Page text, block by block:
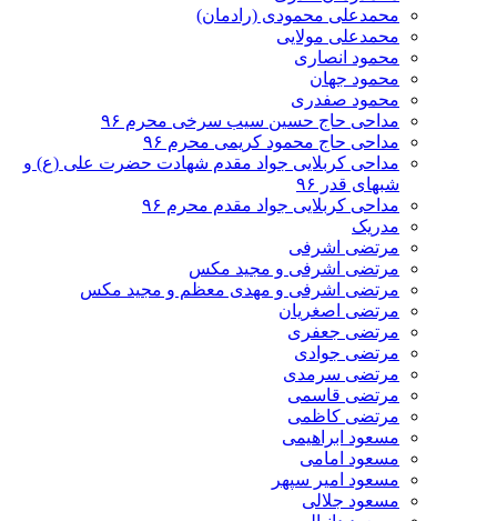
محمدعلی محمودی (رادمان)
محمدعلی مولایی
محمود انصاری
محمود جهان
محمود صفدری
مداحی حاج حسین سیب سرخی محرم ۹۶
مداحی حاج محمود کریمی محرم ۹۶
مداحی کربلایی جواد مقدم شهادت حضرت علی (ع) و
شبهای قدر ۹۶
مداحی کربلایی جواد مقدم محرم ۹۶
مدریک
مرتضی اشرفی
مرتضی اشرفی و مجید مکس
مرتضی اشرفی و مهدی معظم و مجید مکس
مرتضی اصغریان
مرتضی جعفری
مرتضی جوادی
مرتضی سرمدی
مرتضی قاسمی
مرتضی کاظمی
مسعود ابراهیمی
مسعود امامی
مسعود امیر سپهر
مسعود جلالی